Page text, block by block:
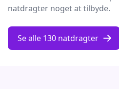
natdragter noget at tilbyde.
Se alle 130 natdragter